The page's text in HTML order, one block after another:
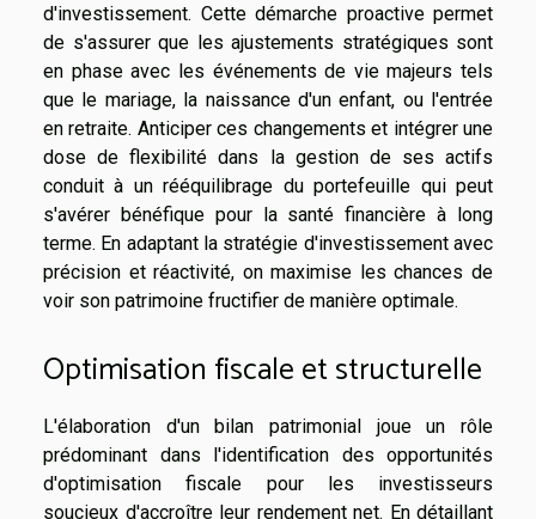
d'investissement. Cette démarche proactive permet
de s'assurer que les ajustements stratégiques sont
en phase avec les événements de vie majeurs tels
que le mariage, la naissance d'un enfant, ou l'entrée
en retraite. Anticiper ces changements et intégrer une
dose de flexibilité dans la gestion de ses actifs
conduit à un rééquilibrage du portefeuille qui peut
s'avérer bénéfique pour la santé financière à long
terme. En adaptant la stratégie d'investissement avec
précision et réactivité, on maximise les chances de
voir son patrimoine fructifier de manière optimale.
Optimisation fiscale et structurelle
L'élaboration d'un bilan patrimonial joue un rôle
prédominant dans l'identification des opportunités
d'optimisation fiscale pour les investisseurs
soucieux d'accroître leur rendement net. En détaillant